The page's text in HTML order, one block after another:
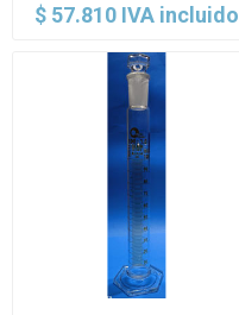
$ 57.810 IVA incluido